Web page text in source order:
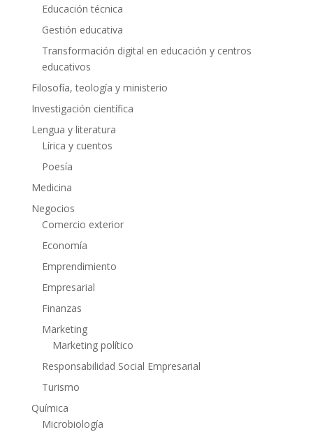
Educación técnica
Gestión educativa
Transformación digital en educación y centros
educativos
Filosofía, teología y ministerio
Investigación científica
Lengua y literatura
Lírica y cuentos
Poesía
Medicina
Negocios
Comercio exterior
Economía
Emprendimiento
Empresarial
Finanzas
Marketing
Marketing político
Responsabilidad Social Empresarial
Turismo
Química
Microbiología